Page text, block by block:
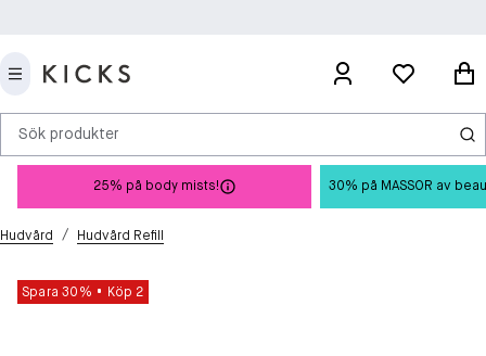
Sök produkter
25% på body mists! 30% på MASSOR av
Hudvård / Hudvård Refill
Spara 30% Köp 2